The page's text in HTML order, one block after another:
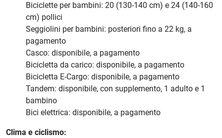
Biciclette per bambini: 20 (130-140 cm) e 24 (140-160
cm) pollici
Seggiolini per bambini: posteriori fino a 22 kg, a
pagamento
Casco: disponibile, a pagamento
Bicicletta da carico: disponibile, a pagamento
Bicicletta E-Cargo: disponibile, a pagamento
Tandem: disponibile, con supplemento, 1 adulto e 1
bambino
Bici elettrica: disponibile, a pagamento
Clima e ciclismo: